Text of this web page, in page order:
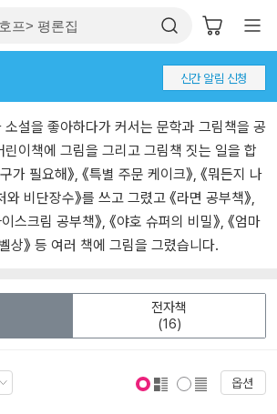
신간 알림 신청
설을 좋아하다가 커서는 문학과 그림책을 공
이책에 그림을 그리고 그림책 짓는 일을 합
가 필요해》, 《특별 주문 케이크》, 《뭐든지 나
와 비단장수》를 쓰고 그렸고 《라면 공부책》,
스크림 공부책》, 《야호 슈퍼의 비밀》, 《엄마
상》 등 여러 책에 그림을 그렸습니다.
전자책
(16)
옵션